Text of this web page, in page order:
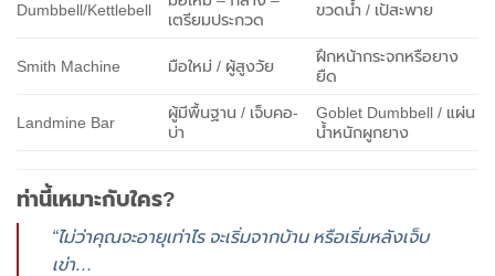
Dumbbell/Kettlebell
เตรียมประกวด
ขวดน้ำ / เป้สะพาย
Smith Machine มือใหม่ / ผู้สูงวัย
ฝึกหน้ากระจกหรือยาง
ยืด
Landmine Bar
ผู้มีพื้นฐาน / เจ็บคอ-
บ่า
Goblet Dumbbell / แผ่น
น้ำหนักผูกยาง
ท่านี้เหมาะกับใคร?
“ไม่ว่าคุณจะอายุเท่าไร จะเริ่มจากบ้าน หรือเริ่มหลังเจ็บ
เข่า…